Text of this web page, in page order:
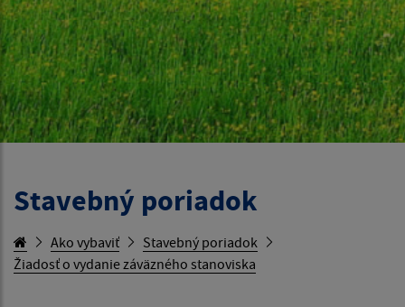
Stavebný poriadok
Ako vybaviť
Stavebný poriadok
Žiadosť o vydanie záväzného stanoviska